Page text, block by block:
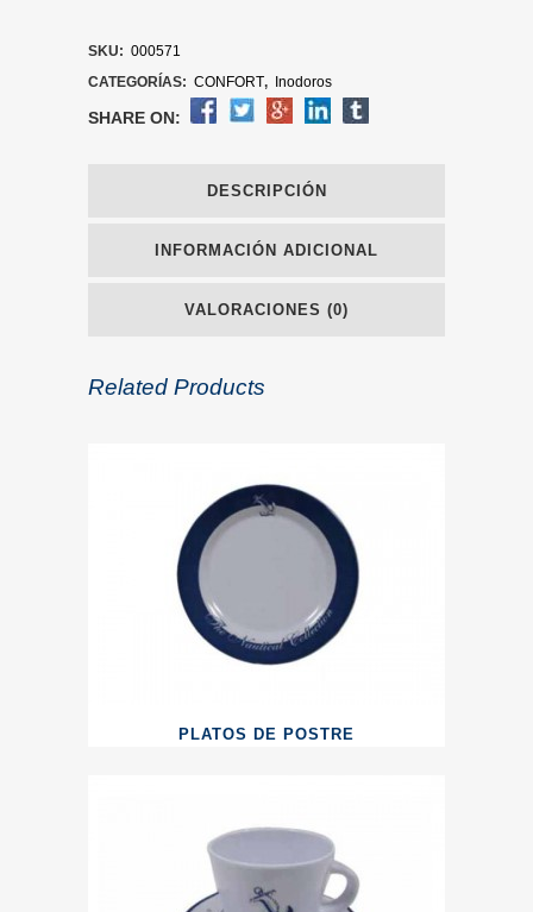
SKU: 000571
CATEGORÍAS: CONFORT, Inodoros
SHARE ON:
DESCRIPCIÓN
INFORMACIÓN ADICIONAL
VALORACIONES (0)
Related Products
PLATOS DE POSTRE